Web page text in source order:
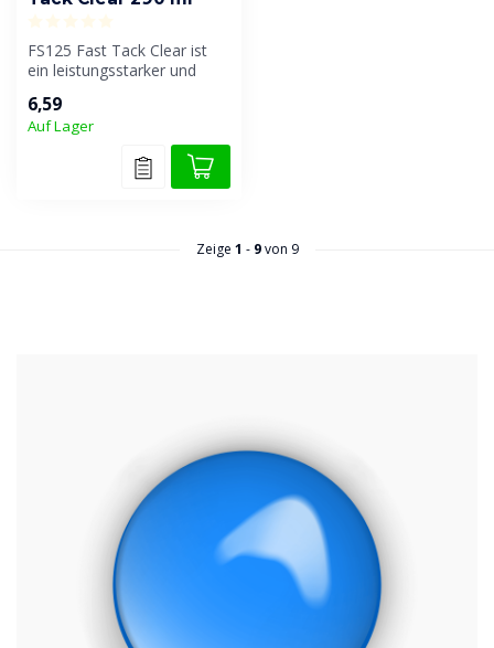
FS125 Fast Tack Clear ist
ein leistungsstarker und
Konstruktionskle...
6,59
Auf Lager
Zeige 1 - 9von 9